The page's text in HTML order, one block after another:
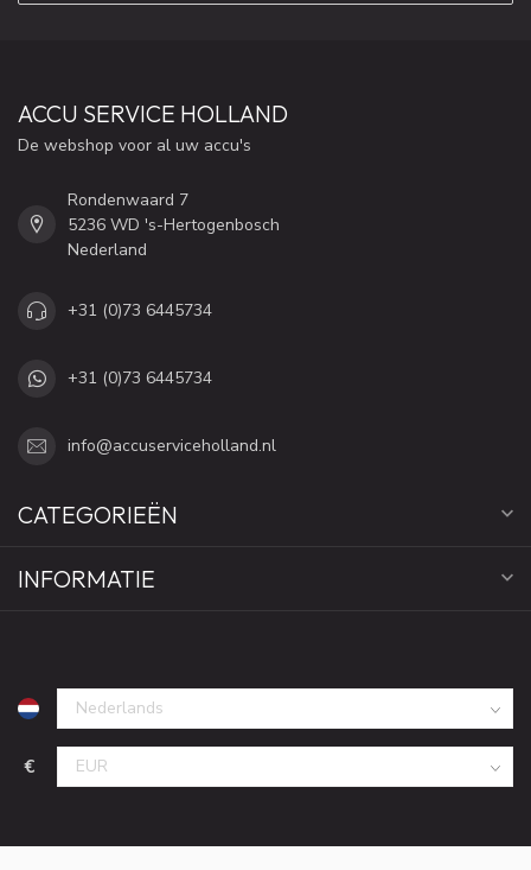
ACCU SERVICE HOLLAND
De webshop voor al uw accu's
Rondenwaard 7
5236 WD 's-Hertogenbosch
Nederland
+31 (0)73 6445734
+31 (0)73 6445734
info@accuserviceholland.nl
CATEGORIEËN
INFORMATIE
€